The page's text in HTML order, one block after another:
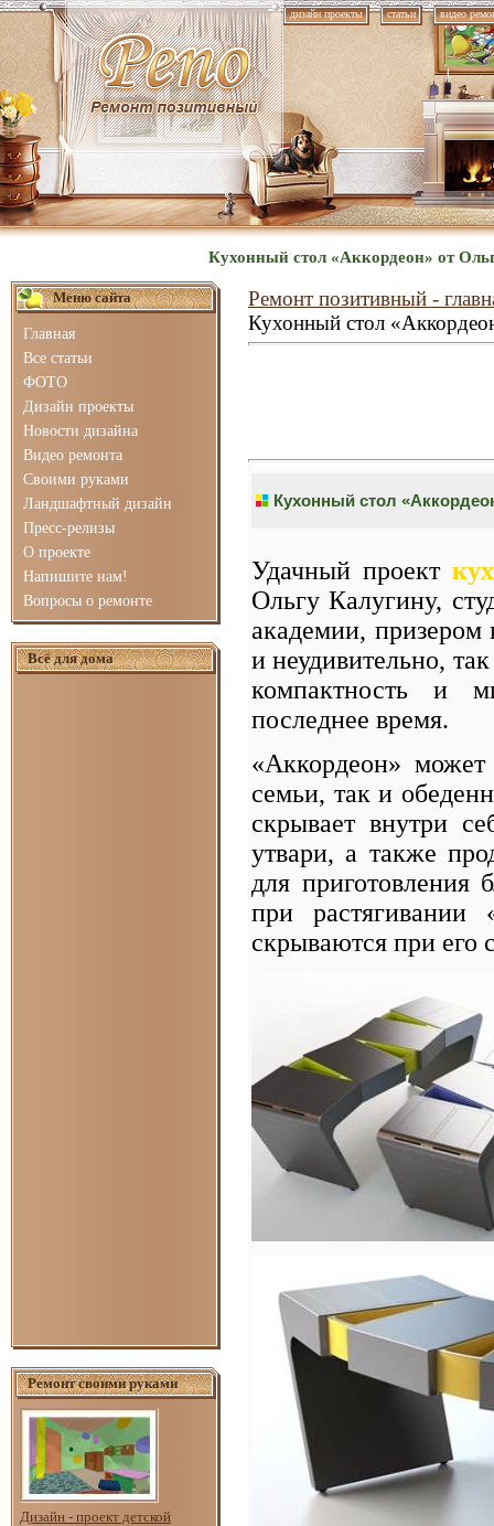
дизайн проекты статьи видео
Кухонный стол «Аккордеон» от
Меню сайта
Главная
Все статьи
ФОТО
Дизайн проекты
Новости дизайна
Видео ремонта
Своими руками
Ландшафтный дизайн
Пресс-релизы
О проекте
Напишите нам!
Вопросы о ремонте
Всё для дома
Ремонт своими руками
Дизайн - проект детской
Ремонт позитивный -
Кухонный стол
Кухонный стол
Удачный проект
Ольгу Калугину,
академии, призером
и неудивительно,
компактность и
последнее время.
«Аккордеон»
семьи, так и
скрывает внутри
утвари, а также
для приготовления
при
скрываются при его